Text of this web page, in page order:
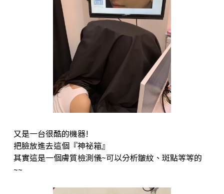
又是一台很酷的機器!
把臉放進去這個『神祕箱』
其實這是一個膚質檢測儀~可以分析皺紋、斑點等等的
~~